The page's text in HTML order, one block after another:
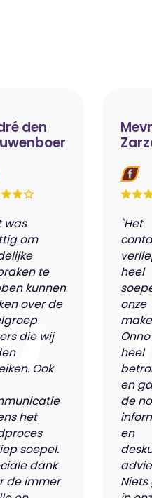
den
was
om
te
kunnen
over de
die wij
Ook
het
soepel.
dank
de immer
"Het
heel
onze
heel
en
de
en